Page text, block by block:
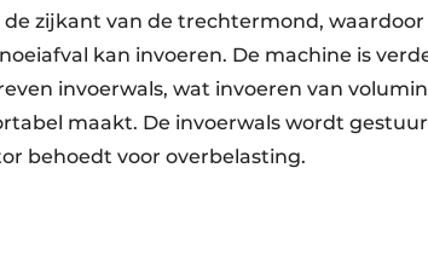
zijkant van de trechtermond, waardoor
kan invoeren. De machine is
invoerwals, wat invoeren van
maakt. De invoerwals wordt
behoedt voor overbelasting.